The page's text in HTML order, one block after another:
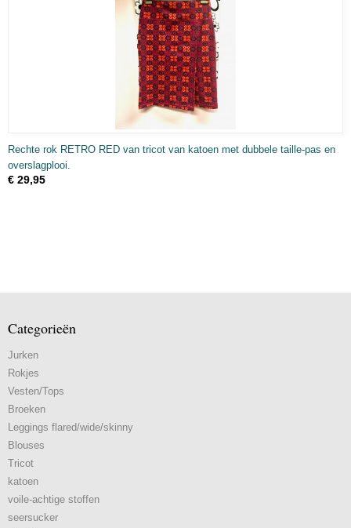
Rechte rok RETRO RED van tricot van katoen met dubbele taille-pas en
overslagplooi.
€ 29,95
Categorieën
Jurken
Rokjes
Vesten/Tops
Broeken
Leggings flared/wide/skinny
Blouses
Tricot
katoen
voile-achtige stoffen
seersucker